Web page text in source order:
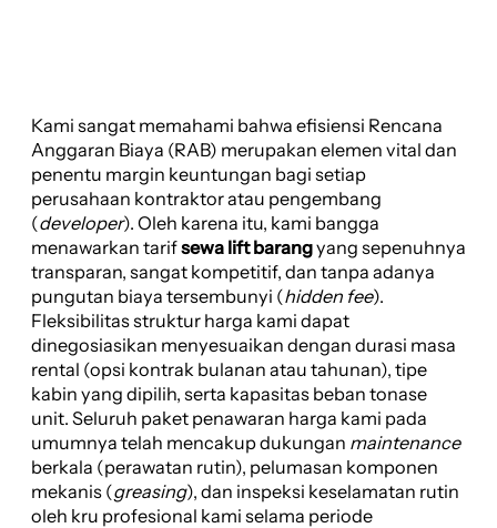
Kami sangat memahami bahwa efisiensi Rencana
Anggaran Biaya (RAB) merupakan elemen vital dan
penentu margin keuntungan bagi setiap
perusahaan kontraktor atau pengembang
(developer). Oleh karena itu, kami bangga
menawarkan tarifsewa lift barangyang sepenuhnya
transparan, sangat kompetitif, dan tanpa adanya
pungutan biaya tersembunyi (hidden fee).
Fleksibilitas struktur harga kami dapat
dinegosiasikan menyesuaikan dengan durasi masa
rental (opsi kontrak bulanan atau tahunan), tipe
kabin yang dipilih, serta kapasitas beban tonase
unit. Seluruh paket penawaran harga kami pada
umumnya telah mencakup dukungan maintenance
berkala (perawatan rutin), pelumasan komponen
mekanis (greasing), dan inspeksi keselamatan rutin
oleh kru profesional kami selama periode